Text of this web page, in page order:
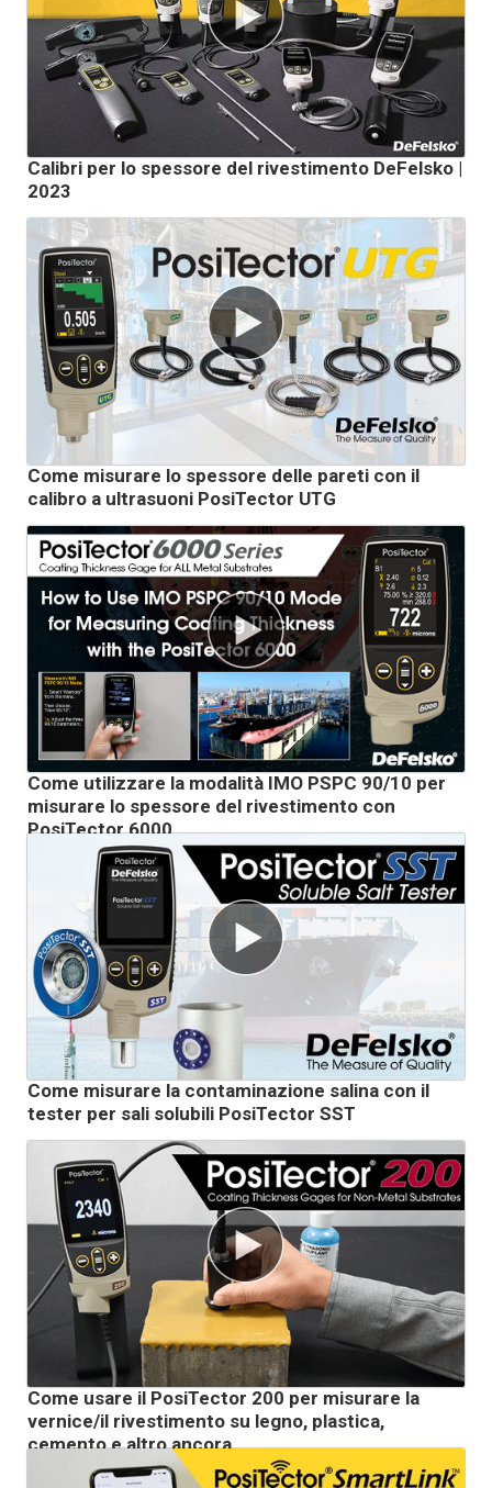
Calibri per lo spessore del rivestimento DeFelsko |
2023
Come misurare lo spessore delle pareti con il
calibro a ultrasuoni PosiTector UTG
Come utilizzare la modalità IMO PSPC 90/10 per
misurare lo spessore del rivestimento con
PosiTector 6000
Come misurare la contaminazione salina con il
tester per sali solubili PosiTector SST
Come usare il PosiTector 200 per misurare la
vernice/il rivestimento su legno, plastica,
cemento e altro ancora